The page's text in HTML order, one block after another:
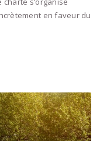
en faveur du